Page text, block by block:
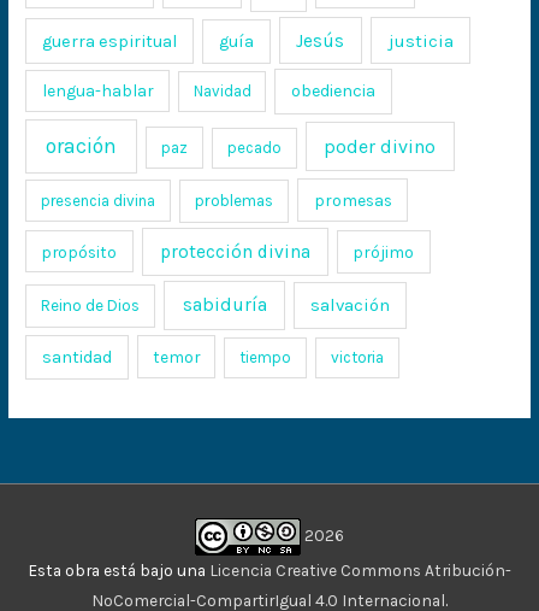
guerra espiritual guía Jesús justicia
lengua-hablar Navidad obediencia
oración paz pecado poder divino
presencia divina problemas promesas
propósito protección divina prójimo
Reino de Dios sabiduría salvación
santidad temor tiempo victoria
2026
Esta obra está bajo una Licencia Creative Commons Atribución-
NoComercial-CompartirIgual 4.0 Internacional.